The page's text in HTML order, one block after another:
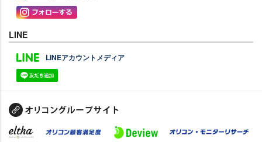
LINE
LINEアカウントメディア